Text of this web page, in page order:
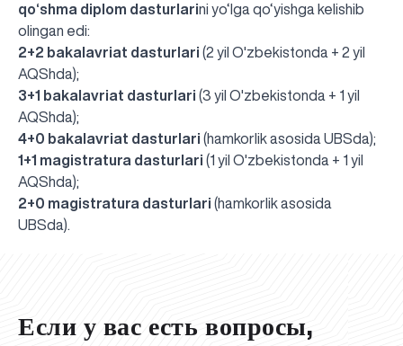
qo‘shma diplom dasturlarini yo‘lga qo‘yishga kelishib
olingan edi:
2+2 bakalavriat dasturlari (2 yil O'zbekistonda + 2 yil
AQShda);
3+1 bakalavriat dasturlari (3 yil O'zbekistonda + 1 yil
AQShda);
4+0 bakalavriat dasturlari (hamkorlik asosida UBSda);
1+1 magistratura dasturlari (1 yil O'zbekistonda + 1 yil
AQShda);
2+0 magistratura dasturlari (hamkorlik asosida
UBSda).
UBS professori "Yangi O‘zbekiston yosh olimlari"
qatoridan joy oldi!
Вышел новый номер нашей любимой газеты «UBS
Xabarnomasi»!
Анализ деятельности UBS и планы на перспективу
Преподаватели UBS повысили квалификацию в
Кыргызстане
Вперёд к победе, Узбекистан!
НАЗНАЧЕНИЕ
UBS в средствах массовой информации
UBS и выпускники университета удостоены наград
хокимията области
Хотите вывести изучение языка на новый уровень?
Inson kapitaliga yo‘naltirilgan investitsiya — Yangi
O‘zbekiston taraqqiyotining eng muhim tayanchi
Если у вас есть вопросы,